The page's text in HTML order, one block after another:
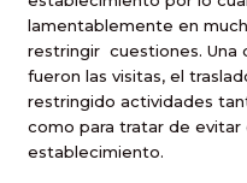
lamentablemente en
restringir cuestiones. Una
fueron las visitas, el
restringido actividades
como para tratar de evitar
establecimiento.